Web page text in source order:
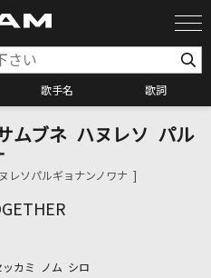
歌手名 歌詞
ケ検索
店舗検索
リクエスト
ムブネ ハヌレソ パル
レソパルギョナンノワナ ]
カミ ノム シロ